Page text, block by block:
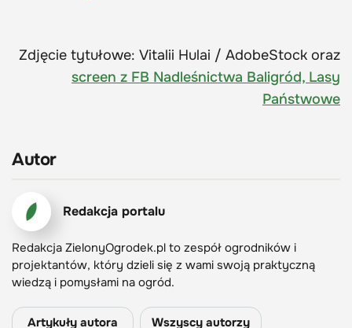
Zdjęcie tytułowe: Vitalii Hulai / AdobeStock oraz
screen z FB Nadleśnictwa Baligród, Lasy
Państwowe
Autor
Redakcja portalu
Redakcja ZielonyOgrodek.pl to zespół ogrodników i
projektantów, który dzieli się z wami swoją praktyczną
wiedzą i pomysłami na ogród.
Artykuły autora Wszyscy autorzy